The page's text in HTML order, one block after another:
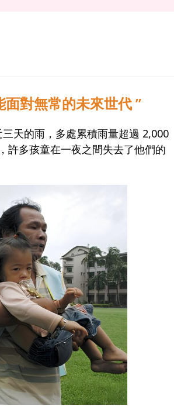
對無常的未來世代 ”
天的雨，多處累積雨量超過 2,000
許多孩童在一夜之間失去了他們的